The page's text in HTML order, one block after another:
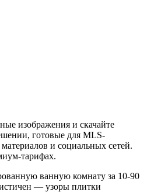
изображения и скачайте
готовые для MLS-
и социальных сетей.
тарифах.
ванную комнату за 10-90
— узоры плитки